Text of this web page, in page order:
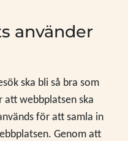
använder
ska bli så bra som
att webbplatsen ska
för att samla in
Genom att